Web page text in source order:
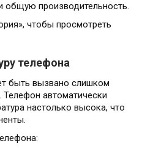
производительность.
чтобы просмотреть
телефона
быть вызвано слишком
автоматически
настолько высока, что